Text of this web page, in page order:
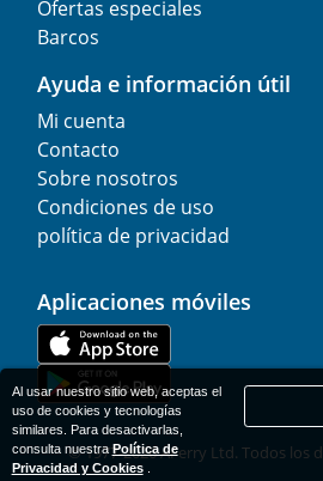
Ofertas especiales
Barcos
Ayuda e información útil
Mi cuenta
Contacto
Sobre nosotros
Condiciones de uso
política de privacidad
Aplicaciones móviles
© 1977-2026AFerry Ltd. Todos los
Al usar nuestro sitio web, aceptas el
uso de cookies y tecnologías
similares. Para desactivarlas,
consulta nuestraPolítica de
Privacidad y Cookies.